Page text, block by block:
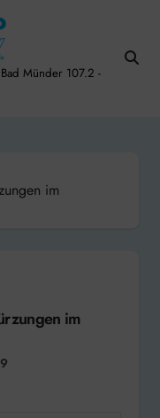
Münder 107.2 -
im
im